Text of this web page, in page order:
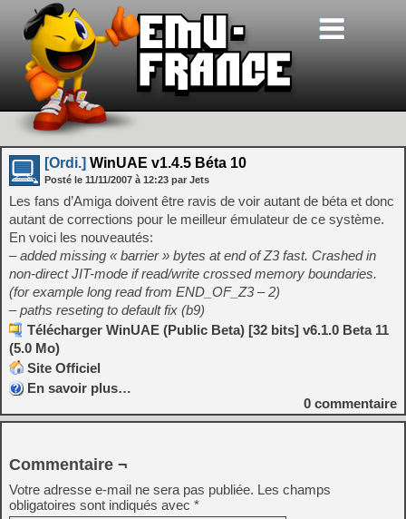
[Ordi.] WinUAE v1.4.5 Béta 10
Posté le 11/11/2007 à 12:23 par Jets
Les fans d’Amiga doivent être ravis de voir autant de béta et donc
autant de corrections pour le meilleur émulateur de ce système.
En voici les nouveautés:
– added missing « barrier » bytes at end of Z3 fast. Crashed in
non-direct JIT-mode if read/write crossed memory boundaries.
(for example long read from END_OF_Z3 – 2)
– paths reseting to default fix (b9)
Télécharger WinUAE (Public Beta) [32 bits] v6.1.0 Beta 11
(5.0 Mo)
Site Officiel
En savoir plus…
0 commentaire
Commentaire ¬
Votre adresse e-mail ne sera pas publiée. Les champs
obligatoires sont indiqués avec *